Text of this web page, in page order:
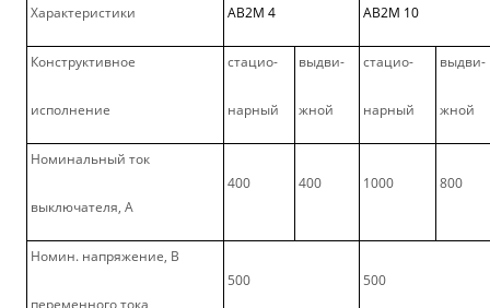
Характеристики АВ2М 4 АВ2М 10
Конструктивное
исполнение
стацио-
нарный
выдви-
жной
стацио-
нарный
выдви-
жной
Номинальный ток
выключателя, А
400 400 1000 800
Номин. напряжение, В
переменного тока
500 500